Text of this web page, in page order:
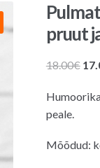
pruut
18.00€
oli:
peale.
Mõõdud: